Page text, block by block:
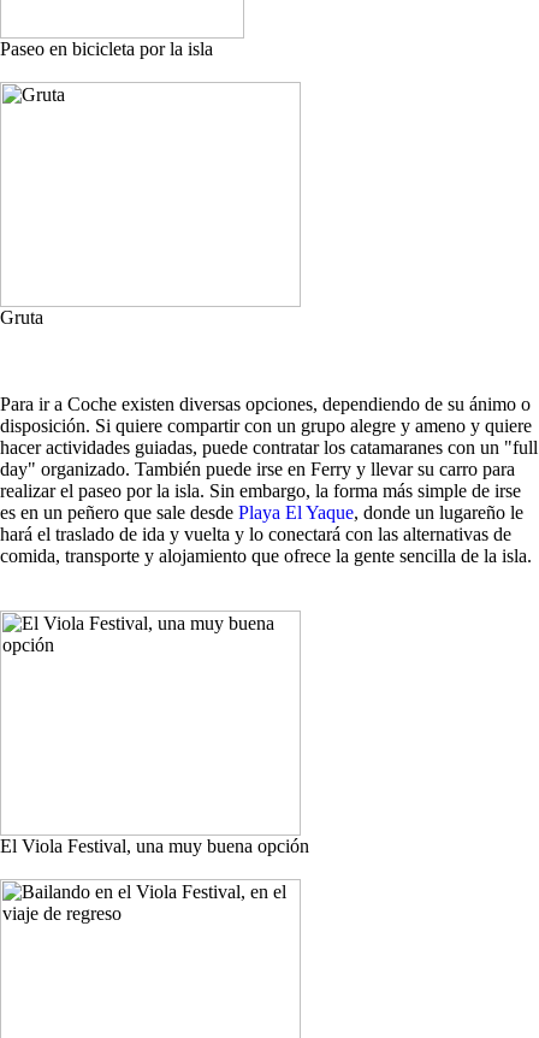
Paseo en bicicleta por la isla
Gruta
Para ir a Coche existen diversas opciones, dependiendo de su ánimo o
disposición. Si quiere compartir con un grupo alegre y ameno y quiere
hacer actividades guiadas, puede contratar los catamaranes con un "full
day" organizado. También puede irse en Ferry y llevar su carro para
realizar el paseo por la isla. Sin embargo, la forma más simple de irse
es en un peñero que sale desde Playa El Yaque, donde un lugareño le
hará el traslado de ida y vuelta y lo conectará con las alternativas de
comida, transporte y alojamiento que ofrece la gente sencilla de la isla.
El Viola Festival, una muy buena opción